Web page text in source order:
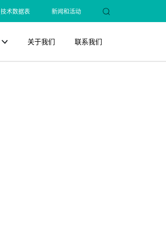
技术数据表 新闻和活动
关于我们 联系我们